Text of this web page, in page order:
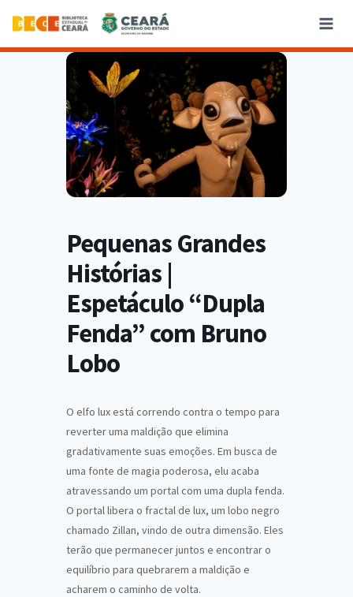
Pequenas Grandes
Histórias |
Espetáculo “Dupla
Fenda” com Bruno
Lobo
O elfo lux está correndo contra o tempo para
reverter uma maldição que elimina
gradativamente suas emoções. Em busca de
uma fonte de magia poderosa, elu acaba
atravessando um portal com uma dupla fenda.
O portal libera o fractal de lux, um lobo negro
chamado Zillan, vindo de outra dimensão. Eles
terão que permanecer juntos e encontrar o
equilíbrio para quebrarem a maldição e
acharem o caminho de volta.